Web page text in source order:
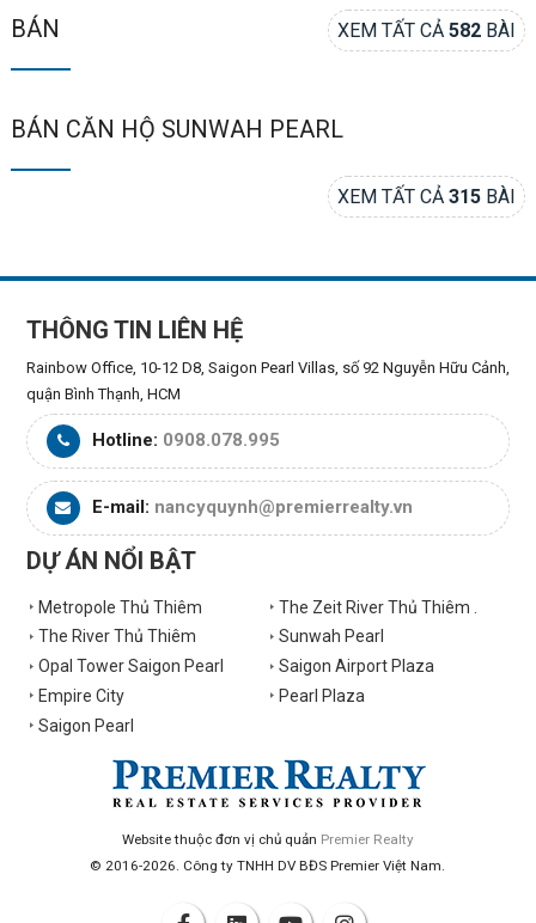
BÁN XEM TẤT CẢ582 BÀI
BÁN CĂN HỘ SUNWAH PEARL
XEM TẤT CẢ315 BÀI
THÔNG TIN LIÊN HỆ
Rainbow Office, 10-12 D8, Saigon Pearl Villas, số 92 Nguyễn Hữu Cảnh,
quận Bình Thạnh, HCM
Hotline: 0908.078.995
E-mail: nancyquynh@premierrealty.vn
DỰ ÁN NỔI BẬT
Metropole Thủ Thiêm
The Zeit River Thủ Thiêm .
The River Thủ Thiêm
Sunwah Pearl
Opal Tower Saigon Pearl
Saigon Airport Plaza
Empire City
Pearl Plaza
Saigon Pearl
Website thuộc đơn vị chủ quản Premier Realty
© 2016-2026. Công ty TNHH DV BĐS Premier Việt Nam.